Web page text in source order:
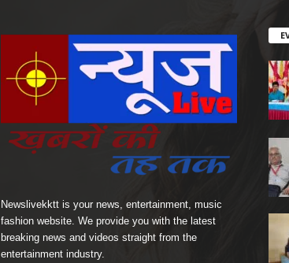
Newslivekktt is your news, entertainment, music
fashion website. We provide you with the latest
breaking news and videos straight from the
entertainment industry.